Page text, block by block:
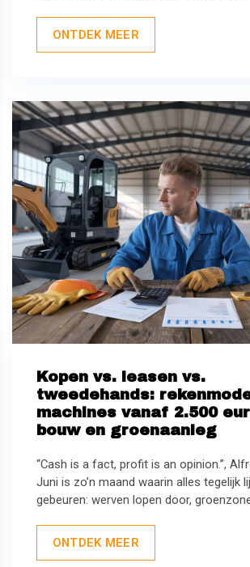
ONTDEK MEER
Kopen vs. leasen vs.
tweedehands:
machines vanaf 2.500
bouw en groenaanleg
“Cash is a fact, profit is an opinion.”,
Juni is zo’n maand waarin alles tegelijk
gebeuren: werven lopen door,
ONTDEK MEER